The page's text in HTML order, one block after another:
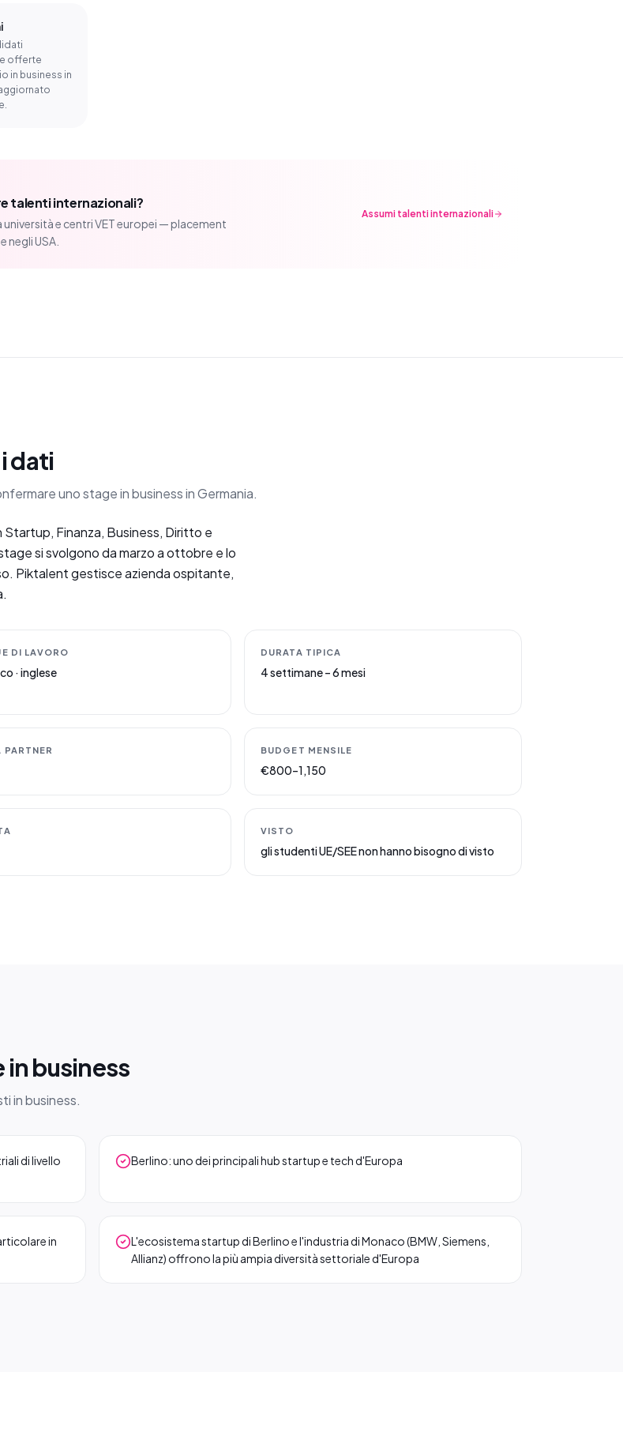
offerte
in business in
talenti internazionali?
e centri VET europei — placement
negli USA.
Assumi talenti internazionali
dati
uno stage in business in Germania.
Finanza, Business, Diritto e
si svolgono da marzo a ottobre e lo
Piktalent gestisce azienda ospitante,
DI LAVORO
· inglese
DURATA TIPICA
4 settimane – 6 mesi
PARTNER BUDGET MENSILE
€800–1,150
VISTO
gli studenti UE/SEE non hanno bisogno di visto
in business
in business.
di livello
Berlino: uno dei principali hub startup e tech d'Europa
in
L'ecosistema startup di Berlino e l'industria di Monaco (BMW, Siemens,
Allianz) offrono la più ampia diversità settoriale d'Europa